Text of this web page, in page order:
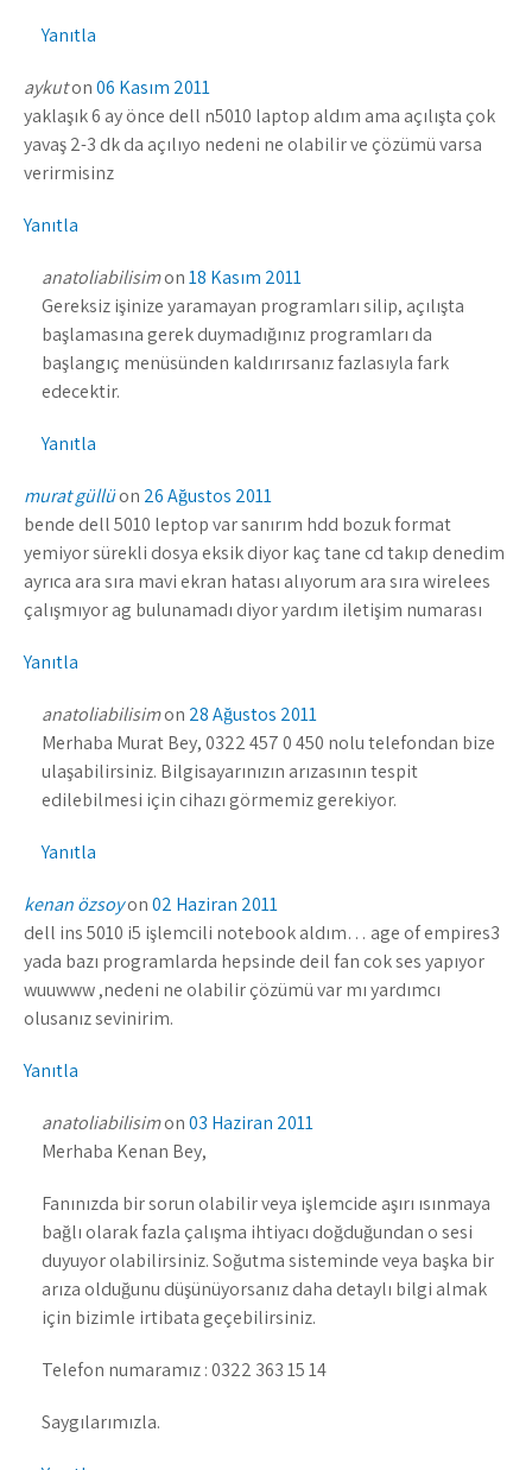
Yanıtla
aykuton06 Kasım 2011
yaklaşık 6 ay önce dell n5010 laptop aldım ama açılışta çok
yavaş 2-3 dk da açılıyo nedeni ne olabilir ve çözümü varsa
verirmisinz
Yanıtla
anatoliabilisimon18 Kasım 2011
Gereksiz işinize yaramayan programları silip, açılışta
başlamasına gerek duymadığınız programları da
başlangıç menüsünden kaldırırsanız fazlasıyla fark
edecektir.
Yanıtla
murat güllüon 26 Ağustos 2011
bende dell 5010 leptop var sanırım hdd bozuk format
yemiyor sürekli dosya eksik diyor kaç tane cd takıp denedim
ayrıca ara sıra mavi ekran hatası alıyorum ara sıra wirelees
çalışmıyor ag bulunamadı diyor yardım iletişim numarası
Yanıtla
anatoliabilisimon 28 Ağustos 2011
Merhaba Murat Bey, 0322 457 0 450 nolu telefondan bize
ulaşabilirsiniz. Bilgisayarınızın arızasının tespit
edilebilmesi için cihazı görmemiz gerekiyor.
Yanıtla
kenan özsoyon02 Haziran 2011
dell ins 5010 i5 işlemcili notebook aldım… age of empires3
yada bazı programlarda hepsinde deil fan cok ses yapıyor
wuuwww ,nedeni ne olabilir çözümü var mı yardımcı
olusanız sevinirim.
Yanıtla
anatoliabilisimon03 Haziran 2011
Merhaba Kenan Bey,
Fanınızda bir sorun olabilir veya işlemcide aşırı ısınmaya
bağlı olarak fazla çalışma ihtiyacı doğduğundan o sesi
duyuyor olabilirsiniz. Soğutma sisteminde veya başka bir
arıza olduğunu düşünüyorsanız daha detaylı bilgi almak
için bizimle irtibata geçebilirsiniz.
Telefon numaramız : 0322 363 15 14
Saygılarımızla.